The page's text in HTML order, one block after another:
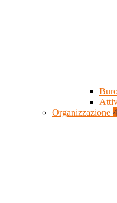
Organizzazione 4